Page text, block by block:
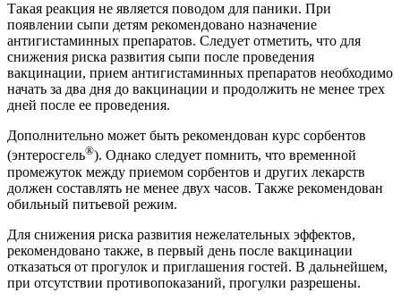
Такая реакция не является поводом для паники. При
появлении сыпи детям рекомендовано назначение
антигистаминных препаратов. Следует отметить, что для
снижения риска развития сыпи после проведения
вакцинации, прием антигистаминных препаратов необходимо
начать за два дня до вакцинации и продолжить не менее трех
дней после ее проведения.
Дополнительно может быть рекомендован курс сорбентов
(энтеросгель®). Однако следует помнить, что временной
промежуток между приемом сорбентов и других лекарств
должен составлять не менее двух часов. Также рекомендован
обильный питьевой режим.
Для снижения риска развития нежелательных эффектов,
рекомендовано также, в первый день после вакцинации
отказаться от прогулок и приглашения гостей. В дальнейшем,
при отсутствии противопоказаний, прогулки разрешены.